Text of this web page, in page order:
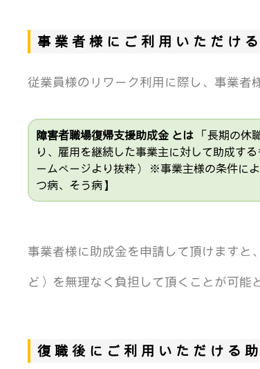
事業者様にご利用いただけ
従業員様のリワーク利用に際し、事業者
障害者職場復帰支援助成金 とは 「長期の休
り、雇用を継続した事業主に対して助成す
ームページより抜粋） ※事業主様の条件に
つ病、そう病】
事業者様に助成金を申請して頂けますと
ど）を無理なく負担して頂くことが可能
復職後にご利用いただける